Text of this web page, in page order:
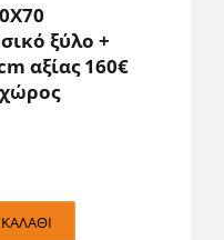
ξύλο +
αξίας 160€